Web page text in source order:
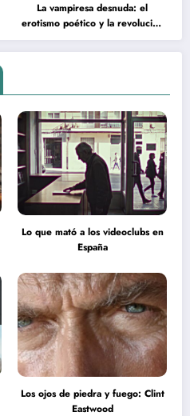
La vampiresa desnuda: el
erotismo poético y la revolución
psicodélica de Jean Rollin
Lo que mató a los videoclubs en
España
Los ojos de piedra y fuego: Clint
Eastwood